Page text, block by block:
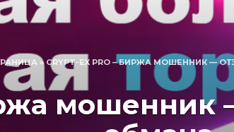
» CRYPT-EX PRO – БИРЖА МОШЕННИК —
мошенник